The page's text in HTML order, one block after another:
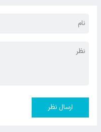
ارسال نظر